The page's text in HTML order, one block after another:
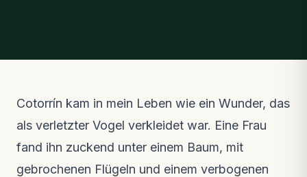
Cotorrín kam in mein Leben wie ein Wunder, das
als verletzter Vogel verkleidet war. Eine Frau
fand ihn zuckend unter einem Baum, mit
gebrochenen Flügeln und einem verbogenen